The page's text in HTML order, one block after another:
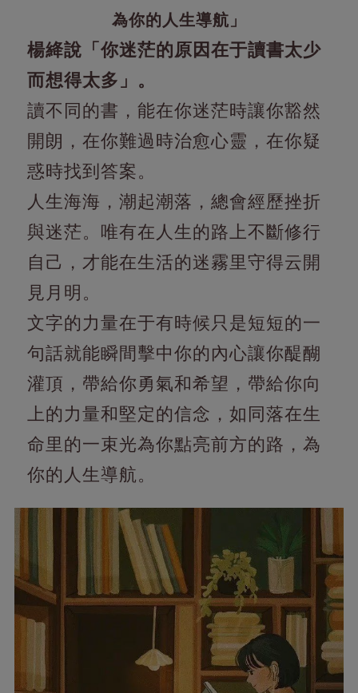
為你的人生導航」
楊絳說「你迷茫的原因在于讀書太少
而想得太多」。
讀不同的書，能在你迷茫時讓你豁然
開朗，在你難過時治愈心靈，在你疑
惑時找到答案。
人生海海，潮起潮落，總會經歷挫折
與迷茫。唯有在人生的路上不斷修行
自己，才能在生活的迷霧里守得云開
見月明。
文字的力量在于有時候只是短短的一
句話就能瞬間擊中你的內心讓你醍醐
灌頂，帶給你勇氣和希望，帶給你向
上的力量和堅定的信念，如同落在生
命里的一束光為你點亮前方的路，為
你的人生導航。